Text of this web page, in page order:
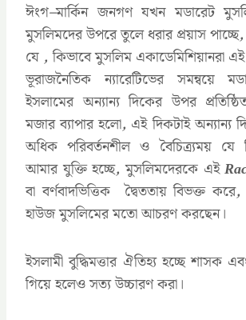
ঈংগ–মার্কিন জনগণ যখন মডারেট
মুসলিমদের উপরে তুলে ধরার প্রয়াস পাচ্ছে
যে ,কিভাবে মুসলিম একাডেমিশিয়ানরা
ভূরাজনৈতিক ন্যারেটিভের সমন্বয়ে
ইসলামের অন্যান্য দিকের উপর
মজার ব্যাপার হলো, এই দিকটাই অন্যান্য
অধিক পরিবর্তনশীল ও বৈচিত্র্যময় যে
আমার যুক্তি হচ্ছে,মুসলিমদেরকে এই
বা বর্ণবাদভিত্তিক দ্বৈততায় বিভক্ত করে
হাউজ মুসলিমের মতো আচরণ করছেন।
ইসলামী বুদ্ধিমত্তার ঐতিহ্য হচ্ছে শাসক
গিয়ে হলেও সত্য উচ্চারণ করা।